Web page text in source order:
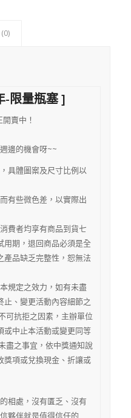
-限量瓶塞 ]
賣中！
邊的機會呀~~
具體圖案及尺寸比例以
有些微色差，以實際出
費者均享有商品到貨七
用期，退回商品必須是全
產品缺乏完整性，恕無法
規定之效力，如有未盡
、變更活動內容細節之
可抗拒之因素，主辦單位
或中止本活動或變更同等
盡之事宜，依中獎通知說
獎項或兌換現金、折讓或
相處，沒有匱乏、沒有
夥伴就是值得信任的